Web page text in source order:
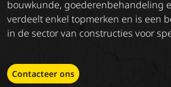
bouwkunde, goederenbehandeling
verdeelt enkel topmerken en is een
in de sector van constructies voor
Contacteer ons